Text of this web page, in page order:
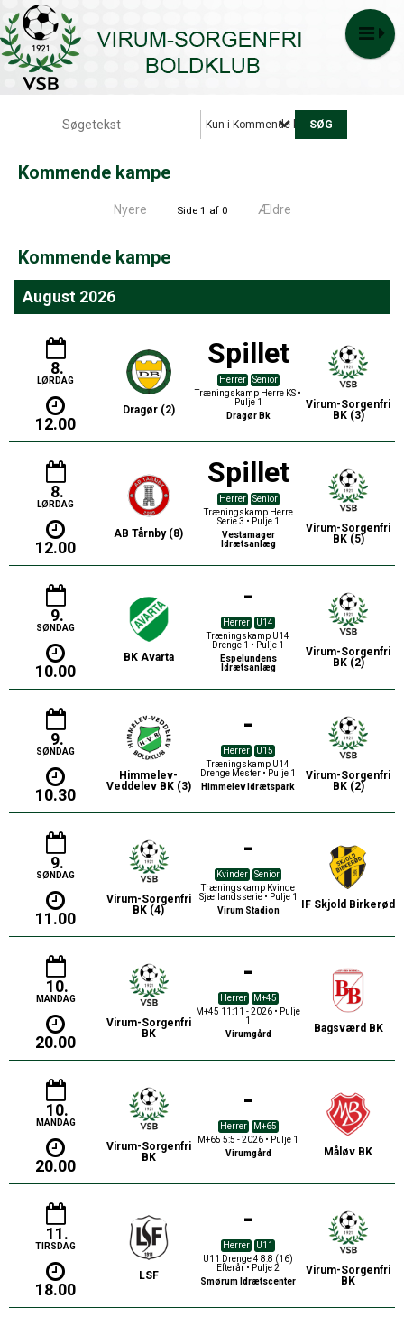
Kun i Kommende kampe
Kommende kampe
Nyere Side 1 af 0 Ældre
Kommende kampe
August 2026
8.
LØRDAG
12.00
Dragør (2)
Spillet
Herrer
Senior
Træningskamp Herre KS •
Pulje 1
Dragør Bk
Virum-Sorgenfri
BK (3)
8.
LØRDAG
12.00
AB Tårnby (8)
Spillet
Herrer
Senior
Træningskamp Herre
Serie 3 • Pulje 1
Vestamager
Idrætsanlæg
Virum-Sorgenfri
BK (5)
9.
SØNDAG
10.00
BK Avarta
-
Herrer
U14
Træningskamp U14
Drenge 1 • Pulje 1
Espelundens
Idrætsanlæg
Virum-Sorgenfri
BK (2)
9.
SØNDAG
10.30
Himmelev-
Veddelev BK (3)
-
Herrer
U15
Træningskamp U14
Drenge Mester • Pulje 1
Himmelev Idrætspark
Virum-Sorgenfri
BK (2)
9.
SØNDAG
11.00
Virum-Sorgenfri
BK (4)
-
Kvinder
Senior
Træningskamp Kvinde
Sjællandsserie • Pulje 1
Virum Stadion
IF Skjold Birkerød
10.
MANDAG
20.00
Virum-Sorgenfri
BK
-
Herrer
M+45
M+45 11:11 - 2026 • Pulje
1
Virumgård
Bagsværd BK
10.
MANDAG
20.00
Virum-Sorgenfri
BK
-
Herrer
M+65
M+65 5:5 - 2026 • Pulje 1
Virumgård
Måløv BK
11.
TIRSDAG
18.00
LSF
-
Herrer
U11
U11 Drenge 4 8:8 (16)
Efterår • Pulje 2
Smørum Idrætscenter
Virum-Sorgenfri
BK